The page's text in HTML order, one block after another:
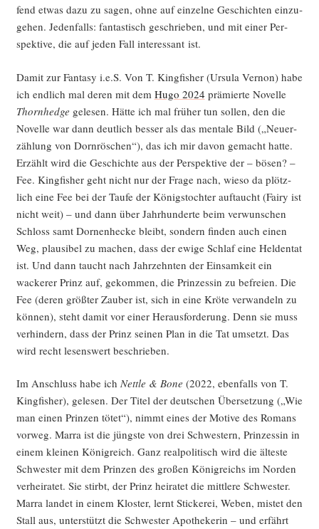
fend etwas dazu zu sagen, ohne auf ein­zel­ne Geschich­ten ein­zu­
ge­hen. Jeden­falls: fan­tas­tisch geschrie­ben, und mit einer Per­
spek­ti­ve, die auf jeden Fall inter­es­sant ist.
Damit zur Fan­ta­sy i.e.S. Von T. King­fi­sher (Ursu­la Ver­non) habe
ich end­lich mal deren mit dem Hugo 2024 prä­mier­te Novel­le
Thorn­hedge gele­sen. Hät­te ich mal frü­her tun sol­len, den die
Novel­le war dann deut­lich bes­ser als das men­ta­le Bild („Neu­er­
zäh­lung von Dorn­rös­chen“), das ich mir davon gemacht hat­te.
Erzählt wird die Geschich­te aus der Per­spek­ti­ve der – bösen? –
Fee. King­fi­sher geht nicht nur der Fra­ge nach, wie­so da plötz­
lich eine Fee bei der Tau­fe der Königs­toch­ter auf­taucht (Fairy ist
nicht weit) – und dann über Jahr­hun­der­te beim ver­wun­schen
Schloss samt Dor­nen­he­cke bleibt, son­dern fin­den auch einen
Weg, plau­si­bel zu machen, dass der ewi­ge Schlaf eine Hel­den­tat
ist. Und dann taucht nach Jahr­zehn­ten der Ein­sam­keit ein
wacke­rer Prinz auf, gekom­men, die Prin­zes­sin zu befrei­en. Die
Fee (deren größ­ter Zau­ber ist, sich in eine Krö­te ver­wan­deln zu
kön­nen), steht damit vor einer Her­aus­for­de­rung. Denn sie muss
ver­hin­dern, dass der Prinz sei­nen Plan in die Tat umsetzt. Das
wird recht lesens­wert beschrieben.
Im Anschluss habe ich Nett­le & Bone (2022, eben­falls von T.
King­fi­sher), gele­sen. Der Titel der deut­schen Über­set­zung („Wie
man einen Prin­zen tötet“), nimmt eines der Moti­ve des Romans
vor­weg. Mar­ra ist die jüngs­te von drei Schwes­tern, Prin­zes­sin in
einem klei­nen König­reich. Ganz real­po­li­tisch wird die ältes­te
Schwes­ter mit dem Prin­zen des gro­ßen König­reichs im Nor­den
ver­hei­ra­tet. Sie stirbt, der Prinz hei­ra­tet die mitt­le­re Schwes­ter.
Mar­ra lan­det in einem Klos­ter, lernt Sti­cke­rei, Weben, mis­tet den
Stall aus, unter­stützt die Schwes­ter Apo­the­ke­rin – und erfährt